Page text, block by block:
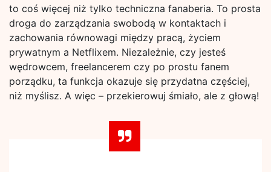
to coś więcej niż tylko techniczna fanaberia. To prosta
droga do zarządzania swobodą w kontaktach i
zachowania równowagi między pracą, życiem
prywatnym a Netflixem. Niezależnie, czy jesteś
wędrowcem, freelancerem czy po prostu fanem
porządku, ta funkcja okazuje się przydatna częściej,
niż myślisz. A więc – przekierowuj śmiało, ale z głową!